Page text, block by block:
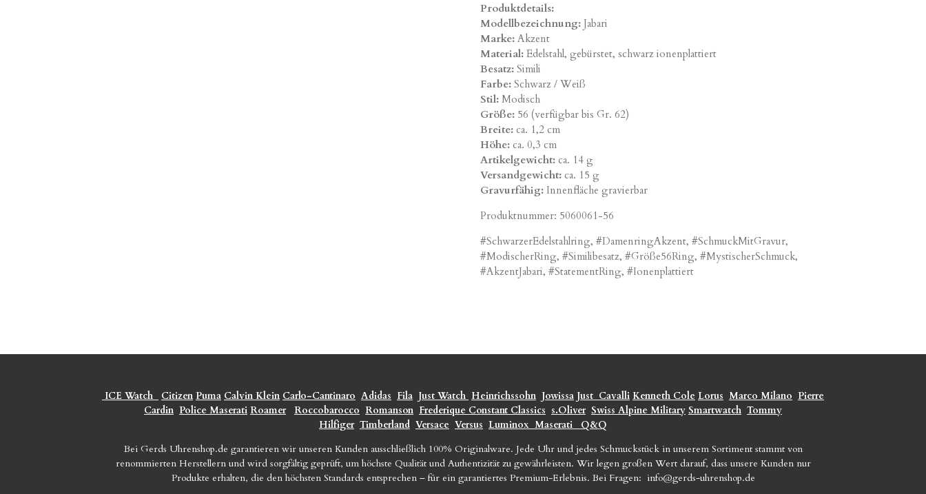
Produktdetails:
Modellbezeichnung: Jabari
Marke: Akzent
Material: Edelstahl, gebürstet, schwarz ionenplattiert
Besatz: Simili
Farbe: Schwarz / Weiß
Stil: Modisch
Größe: 56 (verfügbar bis Gr. 62)
Breite: ca. 1,2 cm
Höhe: ca. 0,3 cm
Artikelgewicht: ca. 14 g
Versandgewicht: ca. 15 g
Gravurfähig: Innenfläche gravierbar
Produktnummer: 5060061-56
#SchwarzerEdelstahlring, #DamenringAkzent, #SchmuckMitGravur,
#ModischerRing, #Similibesatz, #Größe56Ring, #MystischerSchmuck,
#AkzentJabari, #StatementRing, #Ionenplattiert
ICE Watch Citizen Puma Calvin Klein Carlo-Cantinaro Adidas Fila Just Watch Heinrichssohn Jowissa Just Cavalli Kenneth Cole Lorus Marco Milano Pierre
Cardin Police Maserati Roamer Roccobarocco Romanson Frederique Constant Classics s.Oliver Swiss Alpine Military Smartwatch Tommy
Hilfiger Timberland Versace Versus Luminox Maserati
Q&Q
Bei Gerds Uhrenshop.de garantieren wir unseren Kunden ausschließlich 100% Originalware. Jede Uhr und jedes Schmuckstück in unserem Sortiment stammt von
renommierten Herstellern und wird sorgfältig geprüft, um höchste Qualität und Authentizität zu gewährleisten. Wir legen großen Wert darauf, dass unsere Kunden nur
Produkte erhalten, die den höchsten Standards entsprechen – für ein garantiertes Premium-Erlebnis. Bei Fragen: info@gerds-uhrenshop.de